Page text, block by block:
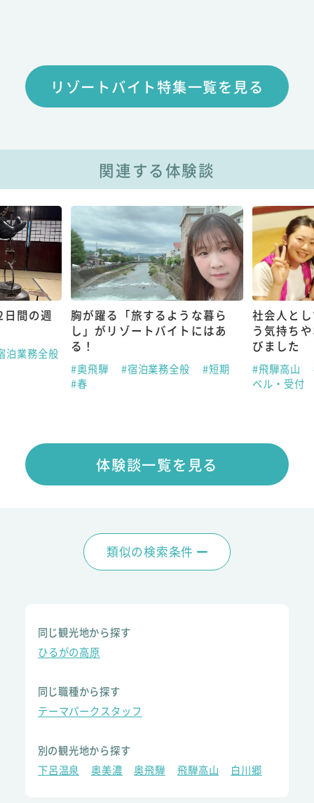
リゾートバイト特集一覧を見る
関連する体験談
間の週
泊業務全般
胸が躍る「旅するような暮ら
し」がリゾートバイトにはあ
る！
#奥飛騨 #宿泊業務全般
#短期
#春
社会人と
う気持ち
びました
#飛騨高山
ベル・受付
体験談一覧を見る
類似の検索条件
同じ観光地から探す
ひるがの高原
同じ職種から探す
テーマパークスタッフ
別の観光地から探す
下呂温泉
奥美濃 奥飛騨 飛騨高山 白川郷